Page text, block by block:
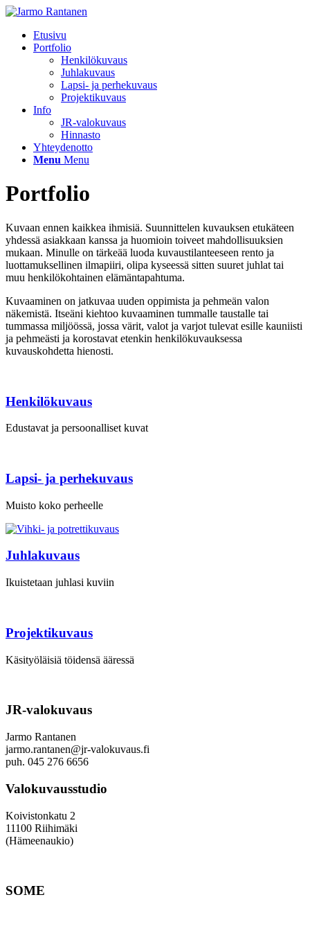
Etusivu
Portfolio
Henkilökuvaus
Juhlakuvaus
Lapsi- ja perhekuvaus
Projektikuvaus
Info
JR-valokuvaus
Hinnasto
Yhteydenotto
Menu Menu
Portfolio
Kuvaan ennen kaikkea ihmisiä. Suunnittelen kuvauksen etukäteen
yhdessä asiakkaan kanssa ja huomioin toiveet mahdollisuuksien
mukaan. Minulle on tärkeää luoda kuvaustilanteeseen rento ja
luottamuksellinen ilmapiiri, olipa kyseessä sitten suuret juhlat tai
muu henkilökohtainen elämäntapahtuma.
Kuvaaminen on jatkuvaa uuden oppimista ja pehmeän valon
näkemistä. Itseäni kiehtoo kuvaaminen tummalle taustalle tai
tummassa miljöössä, jossa värit, valot ja varjot tulevat esille kauniisti
ja pehmeästi ja korostavat etenkin henkilökuvauksessa
kuvauskohdetta hienosti.
Henkilökuvaus
Edustavat ja persoonalliset kuvat
Lapsi- ja perhekuvaus
Muisto koko perheelle
Juhlakuvaus
Ikuistetaan juhlasi kuviin
Projektikuvaus
Käsityöläisiä töidensä ääressä
JR-valokuvaus
Jarmo Rantanen
jarmo.rantanen@jr-valokuvaus.fi
puh. 045 276 6656
Valokuvausstudio
Koivistonkatu 2
11100 Riihimäki
(Hämeenaukio)
SOME